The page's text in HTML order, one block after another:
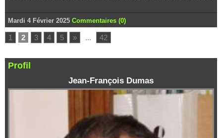
Mardi 4 Février 2025 Commentaires (0)
1 2 3 4 5 » ... 42
Profil
Jean-François Dumas